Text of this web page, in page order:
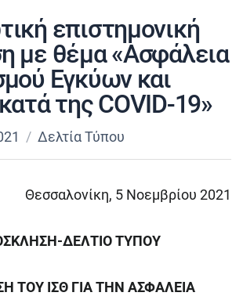
επιστημονική
με θέμα «Ασφάλεια
Εγκύων και
της COVID-19»
Δελτία Τύπου
Θεσσαλονίκη, 5 Νοεμβρίου 2021
ΔΕΛΤΙΟ ΤΥΠΟΥ
ΤΟΥ ΙΣΘ ΓΙΑ ΤΗΝ ΑΣΦΑΛΕΙΑ